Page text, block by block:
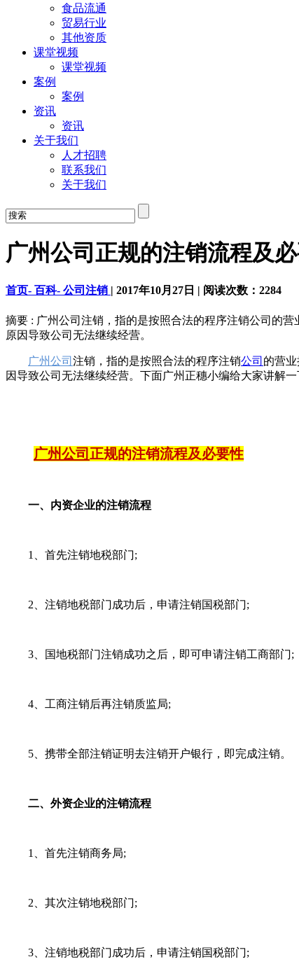
食品流通
贸易行业
其他资质
课堂视频
课堂视频
案例
案例
资讯
资讯
关于我们
人才招聘
联系我们
关于我们
广州公司正规的注销流程及
首页- 百科- 公司注销 | 2017年10月27日 | 阅读次数： 2284
摘要 : 广州公司注销，指的是按照合法的程序注销公司的
原因导致公司无法继续经营。
广州公司 注销，指的是按照合法的程序注销公司 的营
因导致公司无法继续经营。下面广州正穗小编给大家讲解一
广州公司 正规的注销流程及必要性
一、内资企业的注销流程
1、首先注销地税部门;
2、注销地税部门成功后，申请注销国税部门;
3、国地税部门注销成功之后，即可申请注销工商部门;
4、工商注销后再注销质监局;
5、携带全部注销证明去注销开户银行，即完成注销。
二、外资企业的注销流程
1、首先注销商务局;
2、其次注销地税部门;
3、注销地税部门成功后，申请注销国税部门;